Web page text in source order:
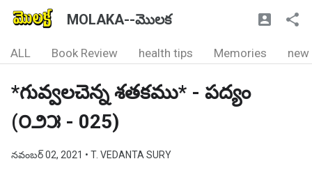
MOLAKA--మొలక
ALL Book Review health tips Memories new
*గువ్వలచెన్న శతకము* - పద్యం
(౦౨౫ - 025)
నవంబర్ 02, 2021 • T. VEDANTA SURY